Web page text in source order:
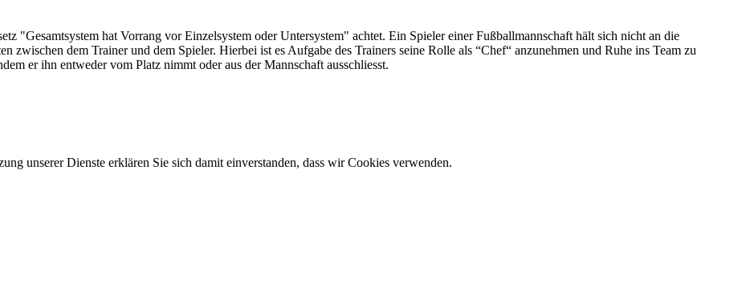
"Gesamtsystem hat Vorrang vor Einzelsystem oder Untersystem" achtet. Ein Spieler einer Fußballmannschaft hält sich nicht an die
zwischen dem Trainer und dem Spieler. Hierbei ist es Aufgabe des Trainers seine Rolle als “Chef“ anzunehmen und Ruhe ins Team zu
er ihn entweder vom Platz nimmt oder aus der Mannschaft ausschliesst.
unserer Dienste erklären Sie sich damit einverstanden, dass wir Cookies verwenden.